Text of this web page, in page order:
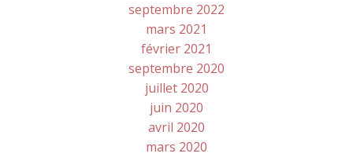
septembre 2022
mars 2021
février 2021
septembre 2020
juillet 2020
juin 2020
avril 2020
mars 2020